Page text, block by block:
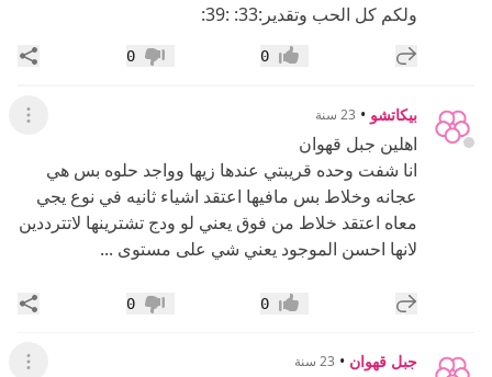
ولكم كل الحب وتقدير:33: :39:
إضافة رد جديد إعجاب0 عدم إعجاب
0
بيكاتشو • 23 سنة عرض
اهلين جبل قهوان
انا شفت وحده قريبتي عندها زيها وواجد حلوه بس هي
عجانه وخلاط بس مافيها اعتقد اشياء ثانيه في نوع يجي
معاه اعتقد خلاط من فوق يعني لو ودج تشترينها لاتترددين
لانها احسن الموجود يعني شي على مستوى ...
إضافة رد جديد إعجاب0 عدم إعجاب
0
جبل قهوان • 23 سنة عرض